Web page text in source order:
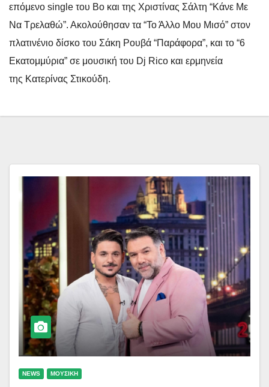
επόμενο single του Bo και της Χριστίνας Σάλτη “Κάνε Με
Να Τρελαθώ”. Ακολούθησαν τα “Το Άλλο Μου Μισό” στον
πλατινένιο δίσκο του Σάκη Ρουβά “Παράφορα”, και το “6
Εκατομμύρια” σε μουσική του Dj Rico και ερμηνεία
της Κατερίνας Στικούδη.
NEWS ΜΟΥΣΙΚΗ